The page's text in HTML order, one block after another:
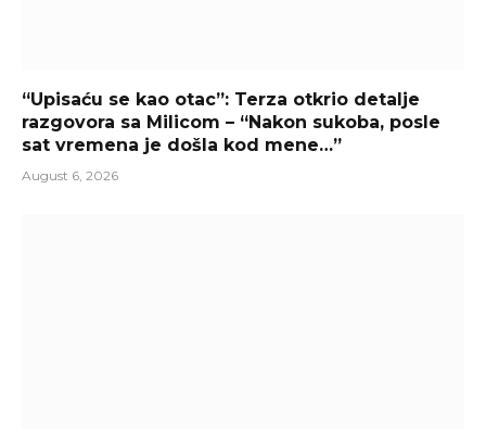
“Upisaću se kao otac”: Terza otkrio detalje
razgovora sa Milicom – “Nakon sukoba, posle
sat vremena je došla kod mene…”
August 6, 2026